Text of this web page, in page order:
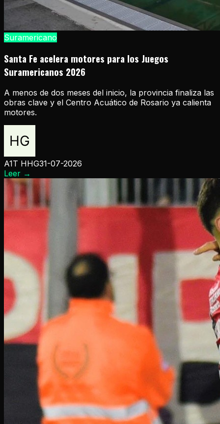
Suramericano
Santa Fe acelera motores para los Juegos
Suramericanos 2026
A menos de dos meses del inicio, la provincia finaliza las
obras clave y el Centro Acuático de Rosario ya calienta
motores.
A1T HHG31-07-2026
Leer →